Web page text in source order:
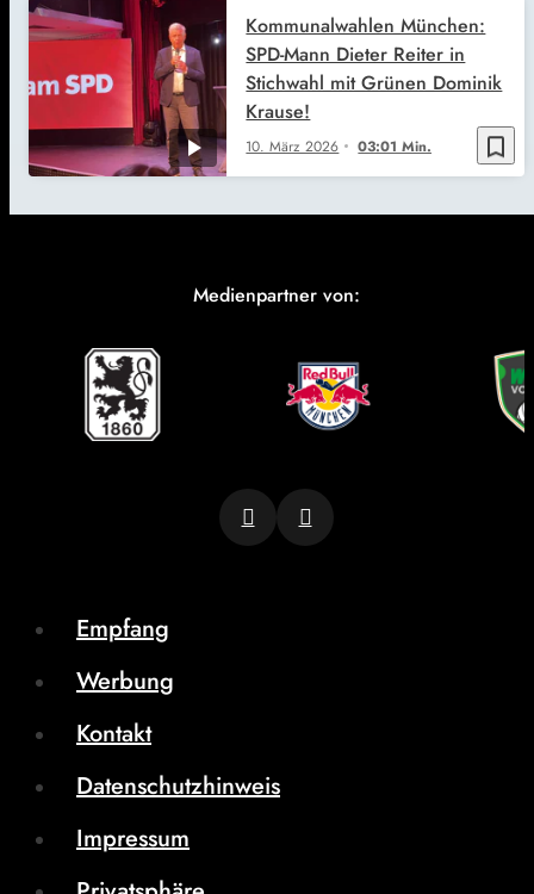
bookmark_border
10. März 2026 03:01 Min.
Kommunalwahlen München:
SPD-Mann Dieter Reiter in
Stichwahl mit Grünen Dominik
Krause!
Medienpartner von:
Empfang
Werbung
Kontakt
Datenschutzhinweis
Impressum